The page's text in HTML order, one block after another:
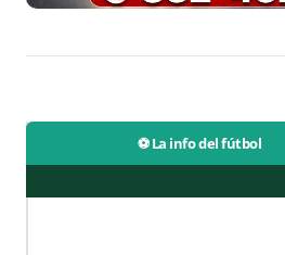
⚽ La info del fútbol